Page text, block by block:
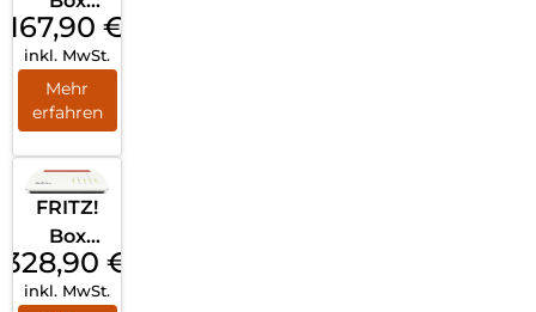
7530 AX
(Tarifver
marktu
ng)
167,90 €
inkl. MwSt.
Mehr
erfahren
FRITZ!
Box
7590 AX
Weiß
328,90 €
inkl. MwSt.